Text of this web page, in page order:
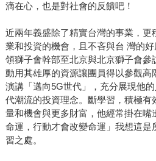
滴在心，也是對社會的反饋吧！
近兩年義盛除了精實台灣的事業，更
業和投資的機會，且不吝與台 灣的
領獅子會幹部至北京與北京獅子會
動用其雄厚的資源讓團員得以參觀高
演講「邁向5G世代」，充分展現他
代潮流的投資理念。斷學習，積極有
量和機會與更多財富，他經常掛在嘴
命運，行動才會改變命運」我想這是
習之處。